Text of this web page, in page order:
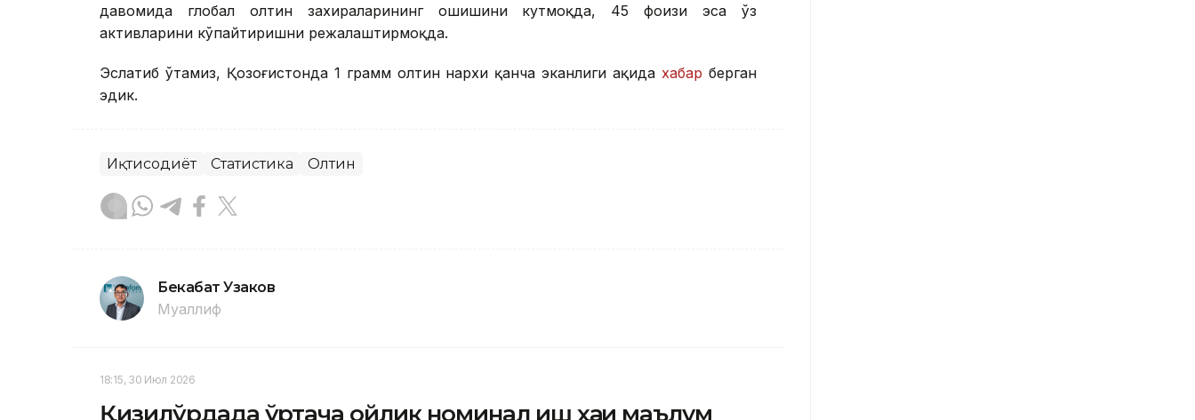
давомида глобал олтин захираларининг ошишини кутмоқда, 45 фоизи эса ўз
активларини кўпайтиришни режалаштирмоқда.
Эслатиб ўтамиз, Қозоғистонда 1 грамм олтин нархи қанча эканлиги ҳақидахабар берган
эдик.
Иқтисодиёт Статистика Олтин
Бекабат Узаков
Муаллиф
18:15, 30 Июл 2026
Қизилўрдада ўртача ойлик номинал иш ҳақи маълум